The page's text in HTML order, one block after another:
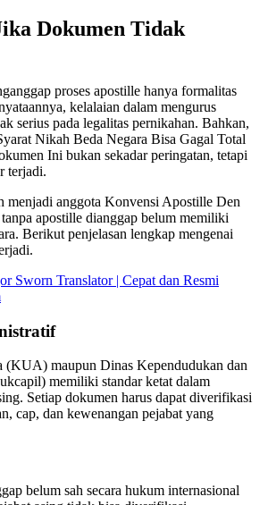
Dokumen Tidak
proses apostille hanya formalitas
kelalaian dalam mengurus
serius pada legalitas pernikahan. Bahkan,
Nikah Beda Negara Bisa Gagal Total
Ini bukan sekadar peringatan, tetapi
terjadi.
menjadi anggota Konvensi Apostille Den
apostille dianggap belum memiliki
Berikut penjelasan lengkap mengenai
Sworn Translator | Cepat dan Resmi
(KUA) maupun Dinas Kependudukan dan
memiliki standar ketat dalam
Setiap dokumen harus dapat diverifikasi
cap, dan kewenangan pejabat yang
belum sah secara hukum internasional